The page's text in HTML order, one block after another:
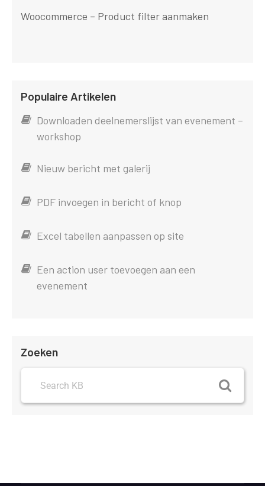
Woocommerce – Product filter aanmaken
Populaire Artikelen
Downloaden deelnemerslijst van evenement –
workshop
Nieuw bericht met galerij
PDF invoegen in bericht of knop
Excel tabellen aanpassen op site
Een action user toevoegen aan een
evenement
Zoeken